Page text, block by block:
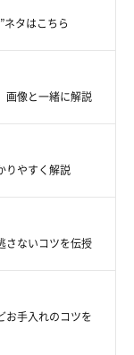
タはこちら
画像と一緒に解説
りやすく解説
さないコツを伝授
お手入れのコツを